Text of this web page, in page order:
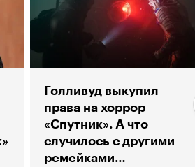
Голливуд выкупил
права на хоррор
«Спутник». А что
случилось с другими
ремейками